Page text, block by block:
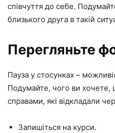
співчуття до себе.
близького друга в такій
Перегляньте
Пауза у стосунках –
Подумайте, чого ви
справами, які відкладали
Запишіться на курси.